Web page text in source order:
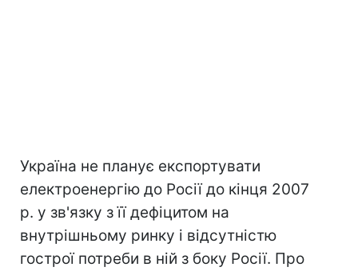
Україна не планує експортувати
електроенергію до Росії до кінця 2007
р. у зв'язку з її дефіцитом на
внутрішньому ринку і відсутністю
гострої потреби в ній з боку Росії. Про